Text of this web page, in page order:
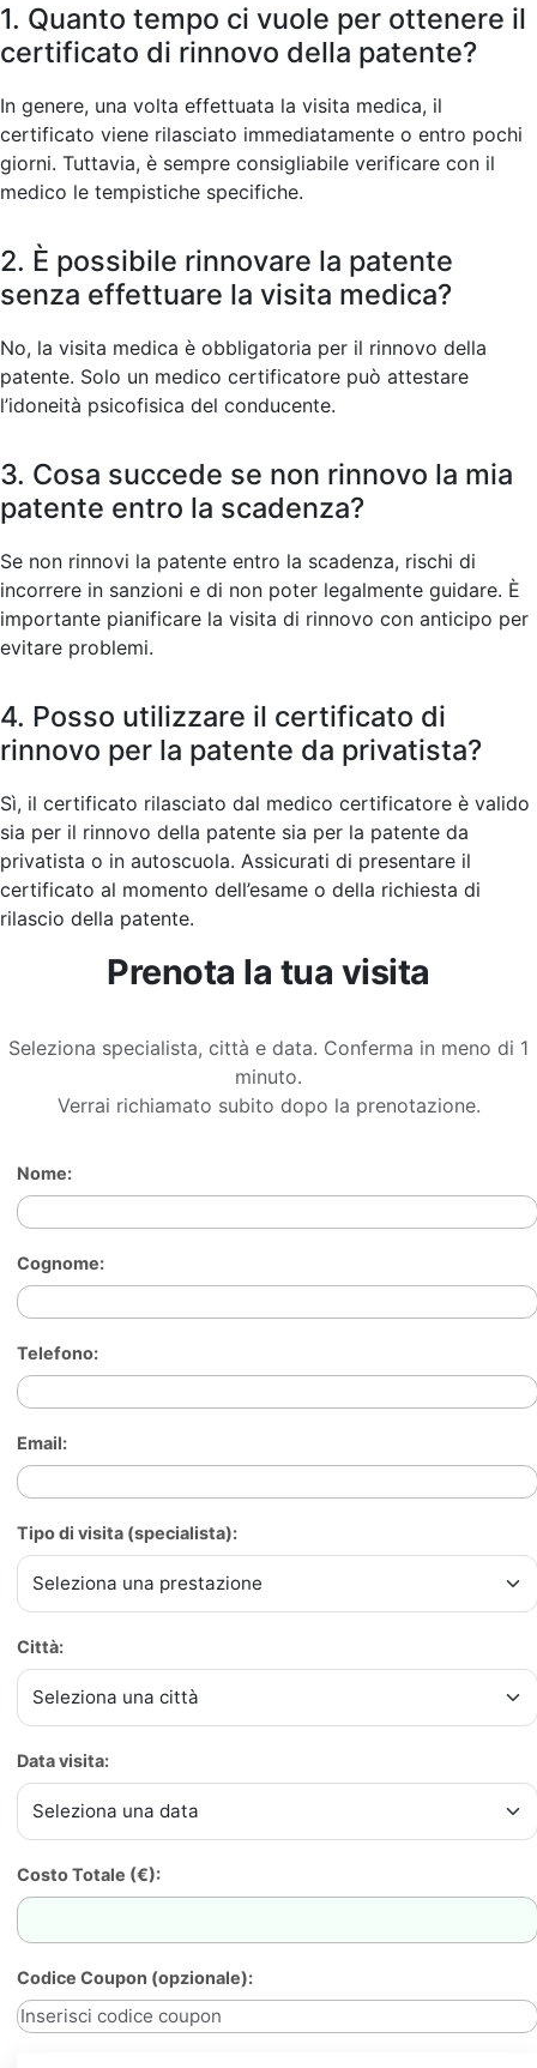
1. Quanto tempo ci vuole per ottenere il
certificato di rinnovo della patente?
In genere, una volta effettuata la visita medica, il
certificato viene rilasciato immediatamente o entro pochi
giorni. Tuttavia, è sempre consigliabile verificare con il
medico le tempistiche specifiche.
2. È possibile rinnovare la patente
senza effettuare la visita medica?
No, la visita medica è obbligatoria per il rinnovo della
patente. Solo un medico certificatore può attestare
l’idoneità psicofisica del conducente.
3. Cosa succede se non rinnovo la mia
patente entro la scadenza?
Se non rinnovi la patente entro la scadenza, rischi di
incorrere in sanzioni e di non poter legalmente guidare. È
importante pianificare la visita di rinnovo con anticipo per
evitare problemi.
4. Posso utilizzare il certificato di
rinnovo per la patente da privatista?
Sì, il certificato rilasciato dal medico certificatore è valido
sia per il rinnovo della patente sia per la patente da
privatista o in autoscuola. Assicurati di presentare il
certificato al momento dell’esame o della richiesta di
rilascio della patente.
Prenota la tua visita
Seleziona specialista, città e data. Conferma in meno di 1
minuto.
Verrai richiamato subito dopo la prenotazione.
Nome:
Cognome:
Telefono:
Email:
Tipo di visita (specialista):
Città:
Data visita:
Costo Totale (€):
Codice Coupon (opzionale):